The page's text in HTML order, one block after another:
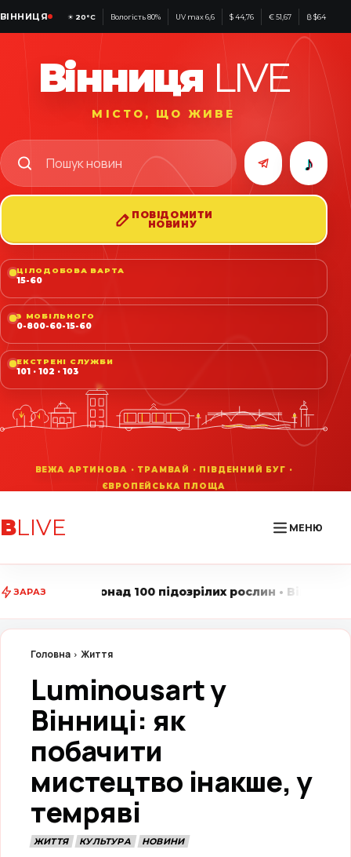
ВІННИЦЯ ☀ 20°C Вологість 80% UV max 6,6 $ 44,76 € 51,67 ₿ $64 254
Вінниця LIVE
МІСТО, ЩО ЖИВЕ
♪
ПОВІДОМИТИ
НОВИНУ
ЦІЛОДОБОВА ВАРТА
15-60
З МОБІЛЬНОГО
0-800-60-15-60
ЕКСТРЕНІ СЛУЖБИ
101 · 102 · 103
ВLIVE МЕНЮ
ЗАРАЗ
підозрілих рослин • Вінниця LIVE стежить за
Головна Життя
Luminousart у
Вінниці: як
побачити
мистецтво інакше, у
темряві
ЖИТТЯ КУЛЬТУРА НОВИНИ